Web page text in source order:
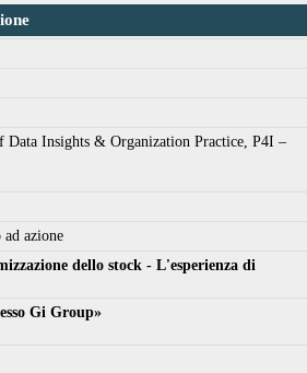
Data Insights & Organization Practice, P4I –
ad azione
dello stock - L'esperienza di
Gi Group»